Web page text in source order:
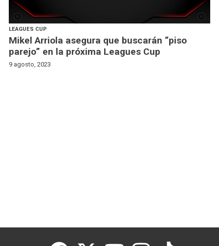
LEAGUES CUP
Mikel Arriola asegura que buscarán “piso
parejo” en la próxima Leagues Cup
9 agosto, 2023